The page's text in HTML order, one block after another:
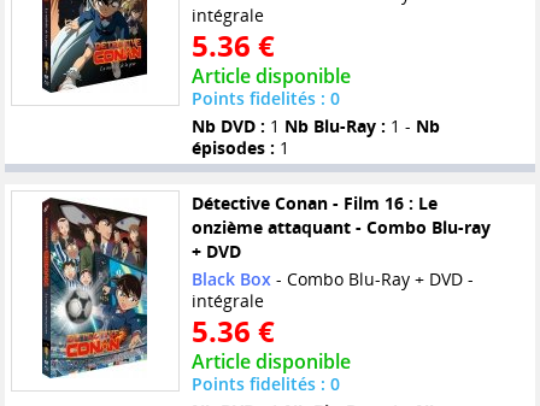
intégrale
5.36 €
Article disponible
Points fidelités : 0
Nb DVD : 1 Nb Blu-Ray : 1 - Nb
épisodes : 1
Détective Conan - Film 16 : Le
onzième attaquant - Combo Blu-ray
+ DVD
Black Box- Combo Blu-Ray + DVD -
intégrale
5.36 €
Article disponible
Points fidelités : 0